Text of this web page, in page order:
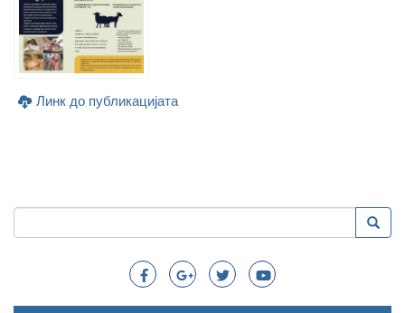
Линк до публикацијата
Search
Пребарување